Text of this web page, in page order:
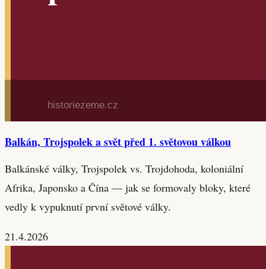
Balkán, Trojspolek a svět před 1. světovou válkou
Balkánské války, Trojspolek vs. Trojdohoda, koloniální
Afrika, Japonsko a Čína — jak se formovaly bloky, které
vedly k vypuknutí první světové války.
21.4.2026